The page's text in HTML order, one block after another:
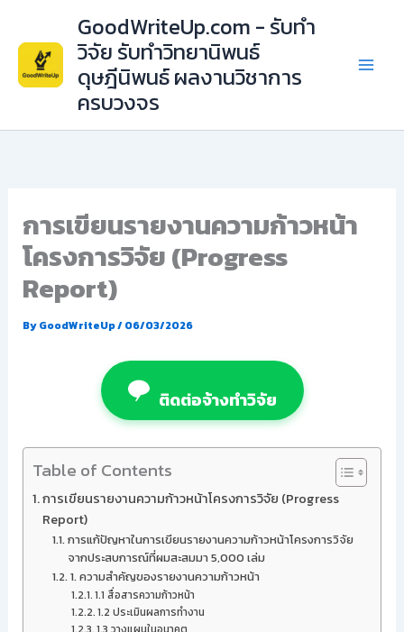
content
GoodWriteUp.com - รับทำ
วิจัย รับทำวิทยานิพนธ์
ดุษฎีนิพนธ์ ผลงานวิชาการ
ครบวงจร
การเขียนรายงานความก้าวหน้า
โครงการวิจัย (Progress
Report)
ByGoodWriteUp/06/03/2026
ติดต่อจ้างทำวิจัย
Table of Contents
การเขียนรายงานความก้าวหน้าโครงการวิจัย (Progress
Report)
การแก้ปัญหาในการเขียนรายงานความก้าวหน้าโครงการวิจัย
จากประสบการณ์ที่ผมสะสมมา 5,000 เล่ม
1. ความสำคัญของรายงานความก้าวหน้า
1.1 สื่อสารความก้าวหน้า
1.2 ประเมินผลการทำงาน